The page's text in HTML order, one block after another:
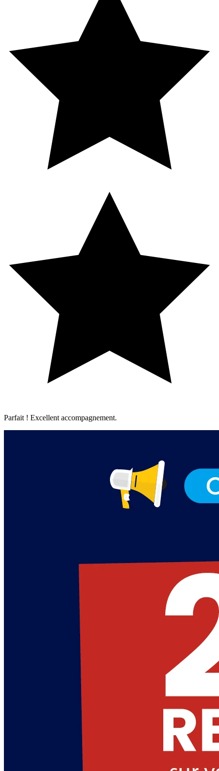
Parfait ! Excellent accompagnement.